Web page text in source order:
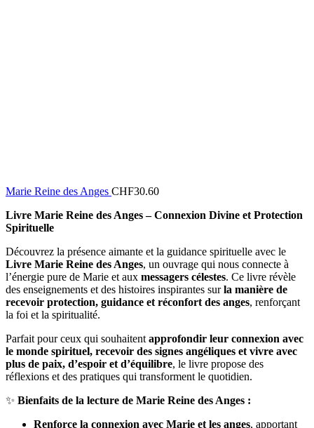
Marie Reine des Anges CHF30.60
Livre Marie Reine des Anges – Connexion Divine et Protection
Spirituelle
Découvrez la présence aimante et la guidance spirituelle avec le
Livre Marie Reine des Anges, un ouvrage qui nous connecte à
l’énergie pure de Marie et aux messagers célestes. Ce livre révèle
des enseignements et des histoires inspirantes surla manière de
recevoir protection, guidance et réconfort des anges, renforçant
la foi et la spiritualité.
Parfait pour ceux qui souhaitent approfondir leur connexion avec
le monde spirituel, recevoir des signes angéliques et vivre avec
plus de paix, d’espoir et d’équilibre, le livre propose des
réflexions et des pratiques qui transforment le quotidien.
✨ Bienfaits de la lecture de Marie Reine des Anges :
Renforce la connexion avec Marie et les anges, apportant